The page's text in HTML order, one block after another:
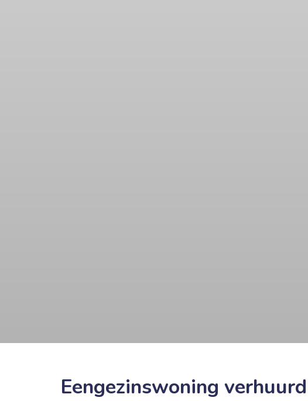
Eengezinswoning verhuurd